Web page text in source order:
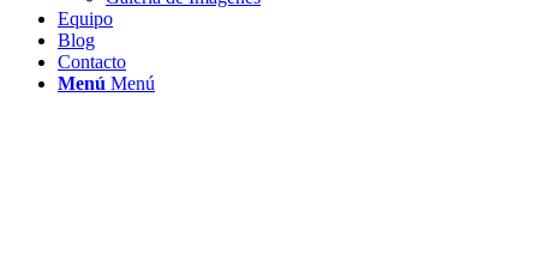
Equipo
Blog
Contacto
Menú Menú